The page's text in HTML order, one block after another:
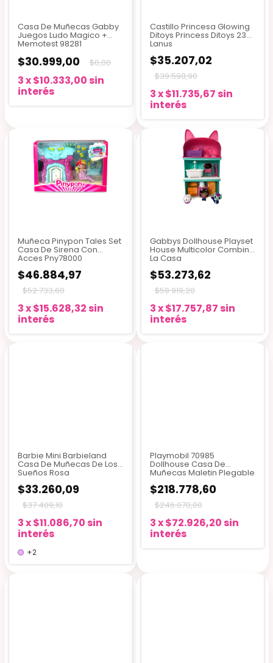
Casa De Muñecas Gabby
Juegos Ludo Magico +
Memotest 98281
$30.999,00 $0,00
3x$10.333,00 sin
interés
Castillo Princesa Glowing
Ditoys Princess Ditoys 2391
Lanus
$35.207,02
$39.598,90
3x$11.735,67 sin
interés
Muñeca Pinypon Tales Set
Casa De Sirena Con
Acces Pny78000
$46.884,97
$52.733,60
3x$15.628,32 sin
interés
Gabbys Dollhouse Playset
House Multicolor Combina
La Casa
$53.273,62
$59.919,20
3x$17.757,87 sin
interés
Barbie Mini Barbieland
Casa De Muñecas De Los
Sueños Rosa
$33.260,09
$37.409,10
3x$11.086,70 sin
interés
+2
Playmobil 70985
Dollhouse Casa De
Muñecas Maletin Plegable
$218.778,60
$246.070,00
3x$72.926,20 sin
interés